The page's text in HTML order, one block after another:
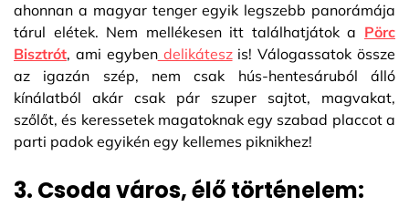
ahonnan a magyar tenger egyik legszebb panorámája
tárul elétek. Nem mellékesen itt találhatjátok a Pörc
Bisztrót, ami egybendelikáteszis! Válogassatok össze
az igazán szép, nem csak hús-hentesáruból álló
kínálatból akár csak pár szuper sajtot, magvakat,
szőlőt, és keressetek magatoknak egy szabad placcot a
parti padok egyikén egy kellemes piknikhez!
3. Csoda város, élő történelem: